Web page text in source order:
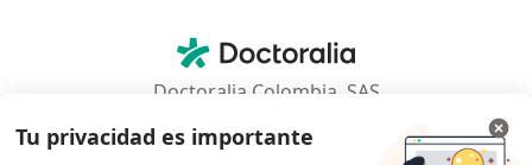
Doctoralia - Página de inicio
Doctoralia Colombia, SAS
Municipio: Bogotá D.C., Colombia
Tu privacidad es importante